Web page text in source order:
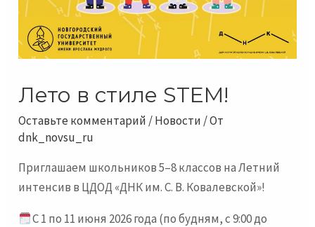
Лето в стиле STEM!
Оставьте комментарий /Новости / От
dnk_novsu_ru
Приглашаем школьников 5–8 классов на Летний
интенсив в ЦДОД «ДНК им. С. В. Ковалевской»!
С 1 по 11 июня 2026 года (по будням, с 9:00 до